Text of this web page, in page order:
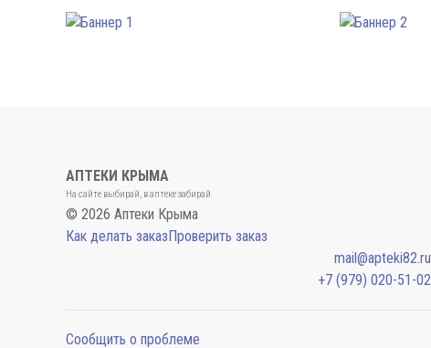
АПТЕКИ КРЫМА
На сайте выбирай, в аптеке забирай
© 2026 Аптеки Крыма
Как делать заказПроверить заказ
mail@apteki82.ru
+7 (979) 020-51-02
Сообщить о проблеме